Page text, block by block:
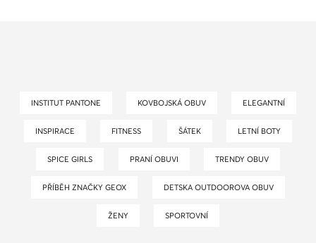
INSTITUT PANTONE KOVBOJSKÁ OBUV ELEGANTNÍ
INSPIRACE FITNESS ŠÁTEK LETNÍ BOTY
SPICE GIRLS PRANÍ OBUVI TRENDY OBUV
PŘÍBĚH ZNAČKY GEOX DETSKA OUTDOOROVA OBUV
ŽENY SPORTOVNÍ